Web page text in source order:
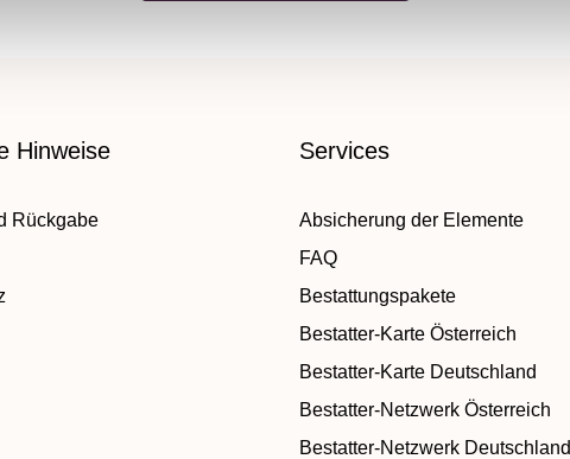
Hinweise
Rückgabe
Services
Absicherung der Elemente
FAQ
Bestattungspakete
Bestatter-Karte Österreich
Bestatter-Karte Deutschland
Bestatter-Netzwerk Österreich
Bestatter-Netzwerk Deutschland